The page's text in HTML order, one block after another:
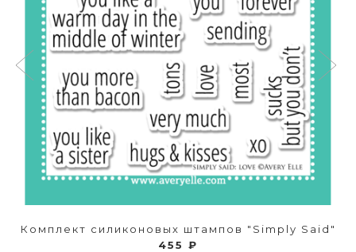
Комплект силиконовых штампов "Simply Said"
455 ₽